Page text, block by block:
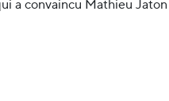
a convaincu Mathieu